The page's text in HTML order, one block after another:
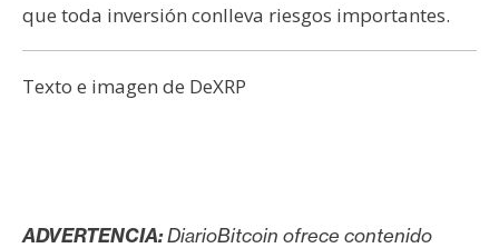
que toda inversión conlleva riesgos importantes.
Texto e imagen de DeXRP
ADVERTENCIA:DiarioBitcoin ofrece contenido